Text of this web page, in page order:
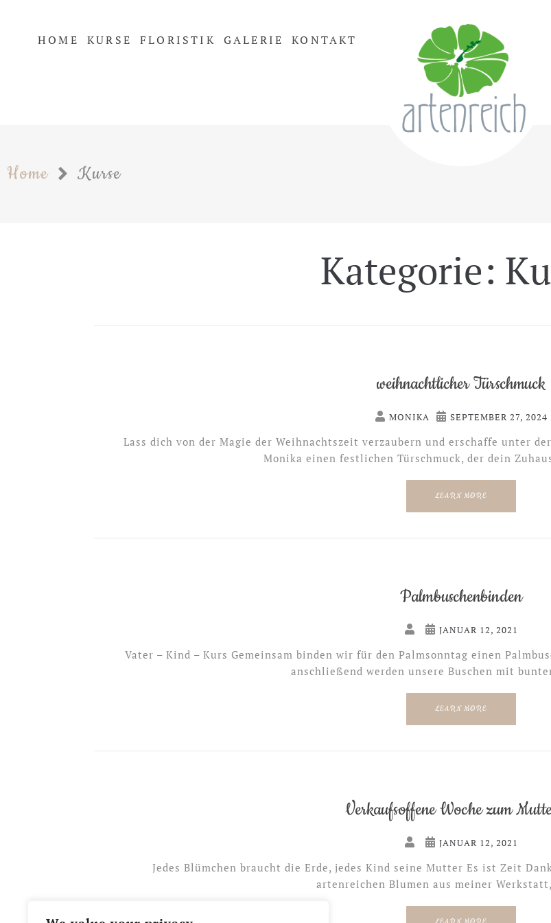
HOME KURSE FLORISTIK GALERIE KONTAKT
Home Kurse
Kategorie:
weihnachtlicher Türschmuck
MONIKA SEPTEMBER 27, 2024
Lass dich von der Magie der Weihnachtszeit verzaubern und erschaffe unter
Monika einen festlichen Türschmuck, der dein
LEARN MORE
Palmbuschenbinden
JANUAR 12, 2021
Vater – Kind – Kurs Gemeinsam binden wir für den Palmsonntag einen
anschließend werden unsere Buschen mit
LEARN MORE
Verkaufsoffene Woche zum
JANUAR 12, 2021
Jedes Blümchen braucht die Erde, jedes Kind seine Mutter Es ist Zeit
artenreichen Blumen aus meiner